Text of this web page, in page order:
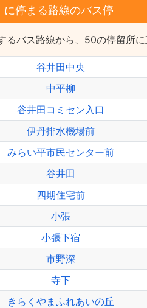
停まる路線のバス停
るバス路線から、50の停留所に
谷井田中央
中平柳
谷井田コミセン入口
伊丹排水機場前
みらい平市民センター前
谷井田
四期住宅前
小張
小張下宿
市野深
寺下
きらくやまふれあいの丘